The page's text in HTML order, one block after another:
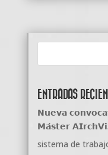
ENTRADAS
𝗡𝘂𝗲𝘃𝗮
𝗠𝗮́𝘀𝘁𝗲𝗿
sistema de